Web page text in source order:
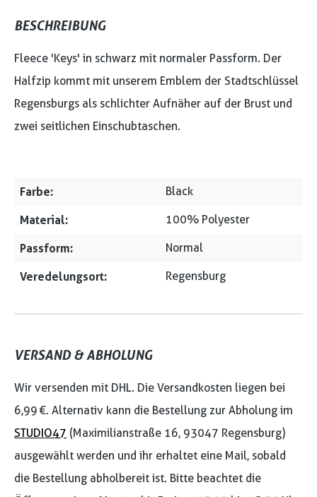
BESCHREIBUNG
Fleece 'Keys' in schwarz mit normaler Passform. Der
Halfzip kommt mit unserem Emblem der Stadtschlüssel
Regensburgs als schlichter Aufnäher auf der Brust und
zwei seitlichen Einschubtaschen.
Farbe: Black
Material: 100% Polyester
Passform: Normal
Veredelungsort: Regensburg
VERSAND & ABHOLUNG
Wir versenden mit DHL. Die Versandkosten liegen bei
6,99 €. Alternativ kann die Bestellung zur Abholung im
STUDIO47 (Maximilianstraße 16, 93047 Regensburg)
ausgewählt werden und ihr erhaltet eine Mail, sobald
die Bestellung abholbereit ist. Bitte beachtet die